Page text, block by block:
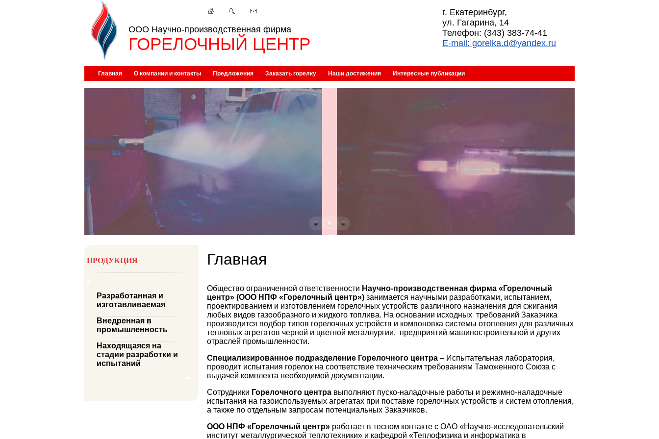
ООО Научно-производственная фирма
ГОРЕЛОЧНЫЙ ЦЕНТР
г. Екатеринбург,
ул. Гагарина, 14
Телефон: (343) 383-74-41
E-mail: gorelka.d@yandex.ru
Главная О компании и контакты Предложения Заказать горелку Наши достижения Интересные публикации
ПРОДУКЦИЯ
Разработанная и
изготавливаемая
Внедренная в
промышленность
Находящаяся на
стадии разработки и
испытаний
Главная
Общество ограниченной ответственности Научно-производственная фирма «Горелочный
центр» (ООО НПФ «Горелочный центр») занимается научными разработками, испытанием,
проектированием и изготовлением горелочных устройств различного назначения для сжигания
любых видов газообразного и жидкого топлива. На основании исходных требований Заказчика
производится подбор типов горелочных устройств и компоновка системы отопления для различных
тепловых агрегатов черной и цветной металлургии, предприятий машиностроительной и других
отраслей промышленности.
Специализированное подразделение Горелочного центра – Испытательная лаборатория,
проводит испытания горелок на соответствие техническим требованиям Таможенного Союза с
выдачей комплекта необходимой документации.
Сотрудники Горелочного центра выполняют пуско-наладочные работы и режимно-наладочные
испытания на газоиспользуемых агрегатах при поставке горелочных устройств и систем отопления,
а также по отдельным запросам потенциальных Заказчиков.
ООО НПФ «Горелочный центр» работает в тесном контакте с ОАО «Научно-исследовательский
институт металлургической теплотехники» и кафедрой «Теплофизика и информатика в